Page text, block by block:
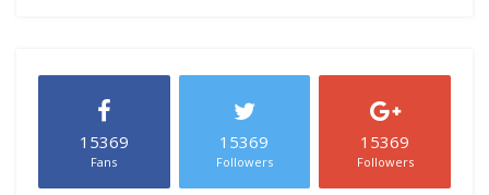
15369
Fans
15369
Followers
15369
Followers